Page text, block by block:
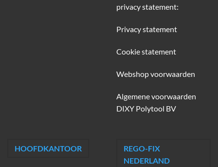
privacy statement:
Privacy statement
Cookie statement
Webshop voorwaarden
Algemene voorwaarden
DIXY Polytool BV
HOOFDKANTOOR
REGO-FIX
NEDERLAND